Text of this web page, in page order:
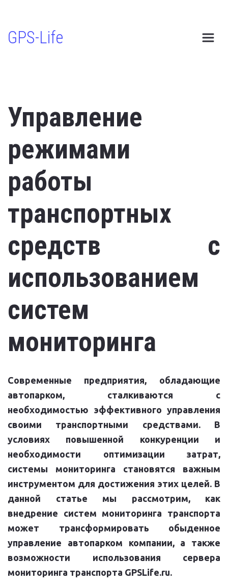
GPS-Life
Управление
режимами
работы
транспортных
средств с
использованием
систем
мониторинга
Современные предприятия, обладающие
автопарком, сталкиваются с
необходимостью эффективного управления
своими транспортными средствами. В
условиях повышенной конкуренции и
необходимости оптимизации затрат,
системы мониторинга становятся важным
инструментом для достижения этих целей. В
данной статье мы рассмотрим, как
внедрение систем мониторинга транспорта
может трансформировать обыденное
управление автопарком компании, а также
возможности использования сервера
мониторинга транспорта GPSLife.ru.